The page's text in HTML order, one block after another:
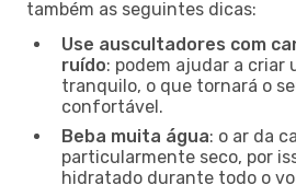
também as seguintes dicas:
Use auscultadores com
ruído: podem ajudar a criar
tranquilo, o que tornará o
confortável.
Beba muita água: o ar da
particularmente seco, por
hidratado durante todo o